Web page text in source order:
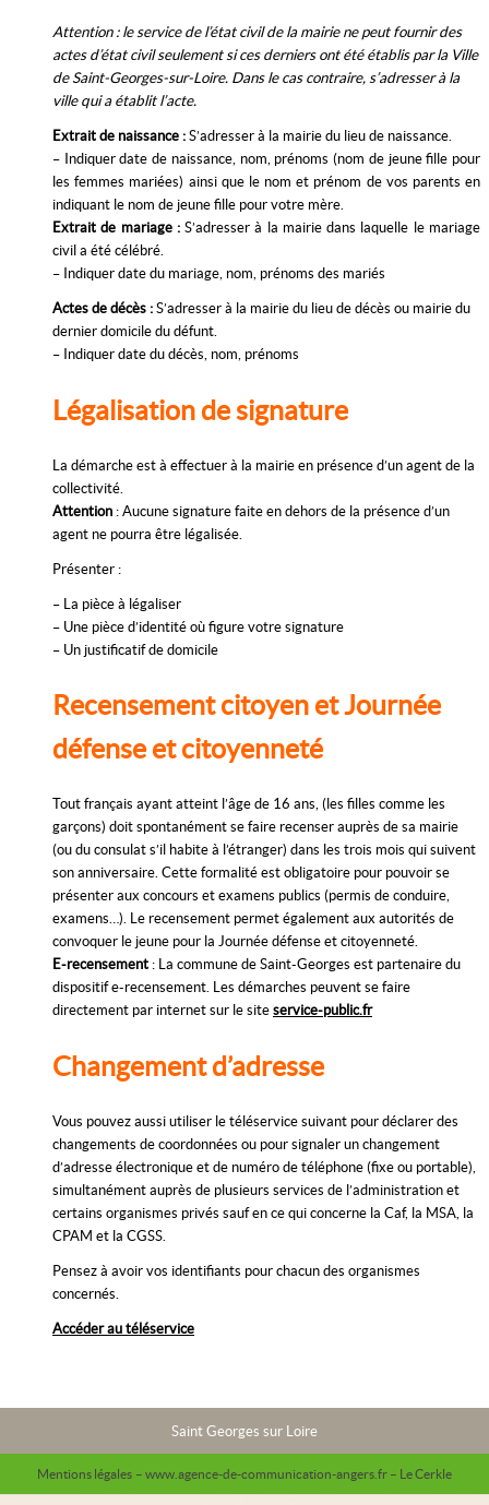
Attention : le service de l’état civil de la mairie ne peut fournir des
actes d’état civil seulement si ces derniers ont été établis par la Ville
de Saint-Georges-sur-Loire. Dans le cas contraire, s’adresser à la
ville qui a établit l’acte.
Extrait de naissance : S’adresser à la mairie du lieu de naissance.
– Indiquer date de naissance, nom, prénoms (nom de jeune fille pour
les femmes mariées) ainsi que le nom et prénom de vos parents en
indiquant le nom de jeune fille pour votre mère.
Extrait de mariage :S’adresser à la mairie dans laquelle le mariage
civil a été célébré.
– Indiquer date du mariage, nom, prénoms des mariés
Actes de décès : S’adresser à la mairie du lieu de décès ou mairie du
dernier domicile du défunt.
– Indiquer date du décès, nom, prénoms
Légalisation de signature
La démarche est à effectuer à la mairie en présence d’un agent de la
collectivité.
Attention : Aucune signature faite en dehors de la présence d’un
agent ne pourra être légalisée.
Présenter :
– La pièce à légaliser
– Une pièce d’identité où figure votre signature
– Un justificatif de domicile
Recensement citoyen et Journée
défense et citoyenneté
Tout français ayant atteint l’âge de 16 ans, (les filles comme les
garçons) doit spontanément se faire recenser auprès de sa mairie
(ou du consulat s’il habite à l’étranger) dans les trois mois qui suivent
son anniversaire. Cette formalité est obligatoire pour pouvoir se
présenter aux concours et examens publics (permis de conduire,
examens…). Le recensement permet également aux autorités de
convoquer le jeune pour la Journée défense et citoyenneté.
E-recensement : La commune de Saint-Georges est partenaire du
dispositif e-recensement. Les démarches peuvent se faire
directement par internet sur le site service-public.fr
Changement d’adresse
Vous pouvez aussi utiliser le téléservice suivant pour déclarer des
changements de coordonnées ou pour signaler un changement
d’adresse électronique et de numéro de téléphone (fixe ou portable),
simultanément auprès de plusieurs services de l’administration et
certains organismes privés sauf en ce qui concerne la Caf, la MSA, la
CPAM et la CGSS.
Pensez à avoir vos identifiants pour chacun des organismes
concernés.
Accéder au téléservice
Saint Georges sur Loire
Mentions légales – www.agence-de-communication-angers.fr – Le Cerkle